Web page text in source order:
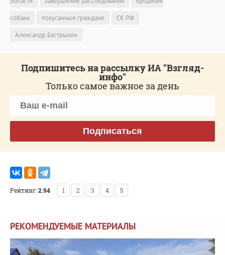
собаки
покусанные граждане
СК РФ
Александр Бастрыкин
Подпишитесь на рассылку ИА "Взгляд-
инфо"
Только самое важное за день
Подписаться
Рейтинг:2.94 1 2 3 4 5
РЕКОМЕНДУЕМЫЕ МАТЕРИАЛЫ